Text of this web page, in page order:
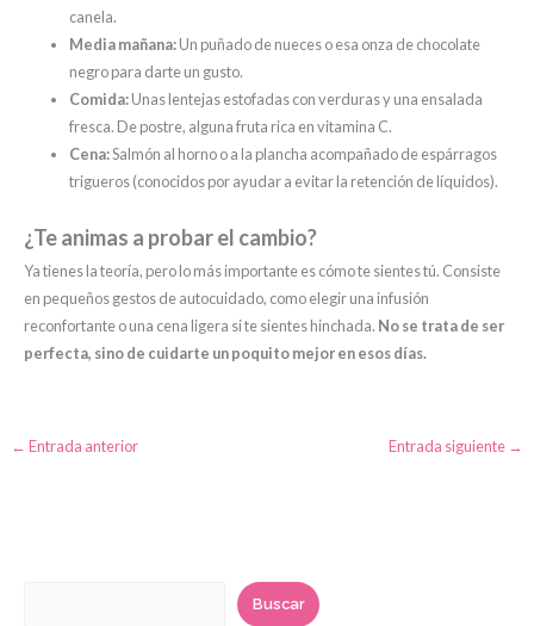
canela.
Media mañana:Un puñado de nueces o esa onza de chocolate
negro para darte un gusto.
Comida:Unas lentejas estofadas con verduras y una ensalada
fresca. De postre, alguna fruta rica en vitamina C.
Cena:Salmón al horno o a la plancha acompañado de espárragos
trigueros (conocidos por ayudar a evitar la retención de líquidos).
¿Te animas a probar el cambio?
Ya tienes la teoría, pero lo más importante es cómo te sientes tú. Consiste
en pequeños gestos de autocuidado, como elegir una infusión
reconfortante o una cena ligera si te sientes hinchada. No se trata de ser
perfecta, sino de cuidarte un poquito mejor en esos días.
← Entrada anterior Entrada siguiente →
Buscar